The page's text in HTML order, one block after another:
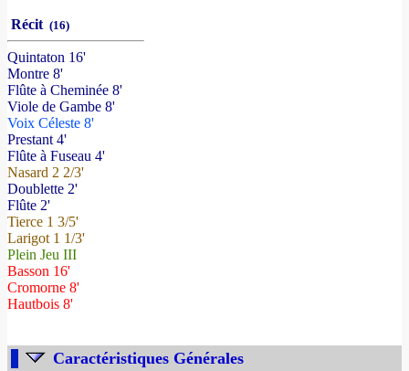
Récit (16)
Quintaton 16'
Montre 8'
Flûte à Cheminée 8'
Viole de Gambe 8'
Voix Céleste 8'
Prestant 4'
Flûte à Fuseau 4'
Nasard 2 2/3'
Doublette 2'
Flûte 2'
Tierce 1 3/5'
Larigot 1 1/3'
Plein Jeu III
Basson 16'
Cromorne 8'
Hautbois 8'
Caractéristiques Générales